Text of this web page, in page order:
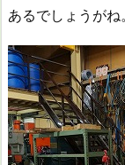
あるでしょうがね